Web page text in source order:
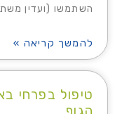
השתמשו (ועדין
להמשך קריאה »
טיפול בפרחי
הגוף